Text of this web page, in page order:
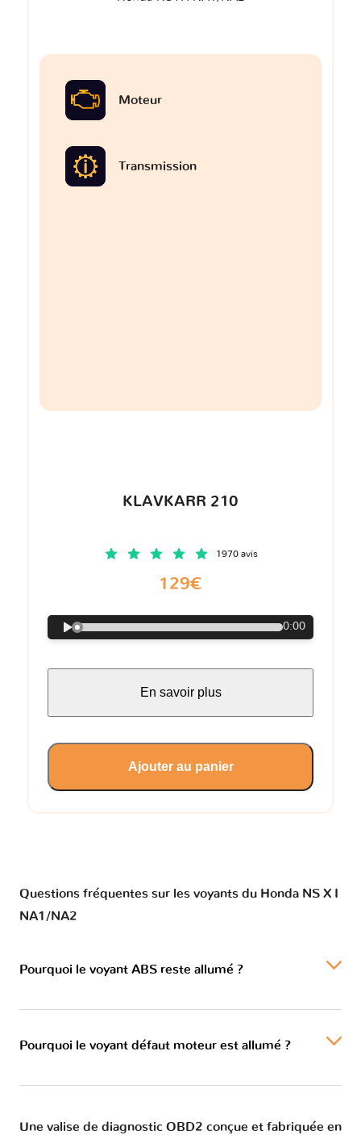
Moteur
Transmission
KLAVKARR 210
1970 avis
129€
0:00
En savoir plus
Ajouter au panier
Questions fréquentes sur les voyants du Honda NS X I
NA1/NA2
Pourquoi le voyant ABS reste allumé ?
Pourquoi le voyant défaut moteur est allumé ?
Une valise de diagnostic OBD2 conçue et fabriquée en